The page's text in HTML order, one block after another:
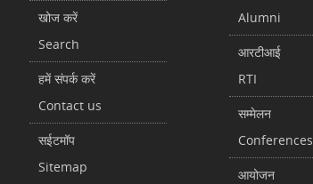
खोज करें
Search
हमें संपर्क करें
Contact us
सईटमॉप
Sitemap
Alumni
आरटीआई
RTI
सम्मेलन
Conferences
आयोजन